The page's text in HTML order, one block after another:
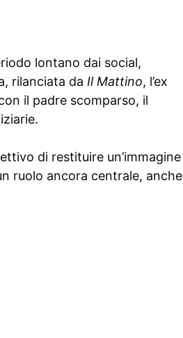
lontano dai social,
rilanciata da Il Mattino, l’ex
il padre scomparso, il
di restituire un’immagine
ruolo ancora centrale, anche